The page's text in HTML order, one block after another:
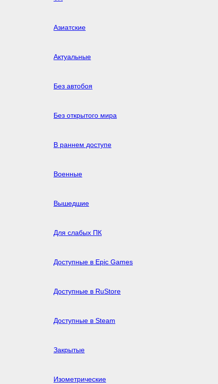
Азиатские
Актуальные
Без автобоя
Без открытого мира
В раннем доступе
Военные
Вышедшие
Для слабых ПК
Доступные в Epic Games
Доступные в RuStore
Доступные в Steam
Закрытые
Изометрические